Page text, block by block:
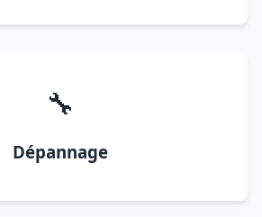
🔧
Dépannage